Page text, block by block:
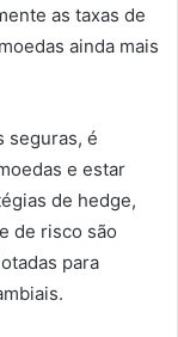
as taxas de
ainda mais
seguras, é
e estar
de hedge,
de risco são
para